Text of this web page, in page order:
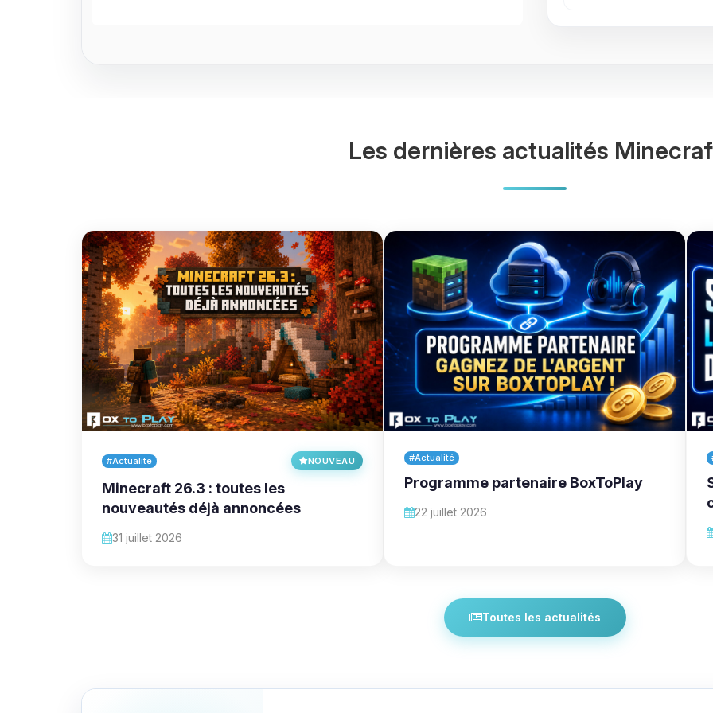
Les dernières actualités
#Actualité NOUVEAU
Minecraft 26.3 : toutes les
nouveautés déjà annoncées
31 juillet 2026
#Actualité
Programme partenaire BoxToPlay
22 juillet 2026
Toutes les actualités